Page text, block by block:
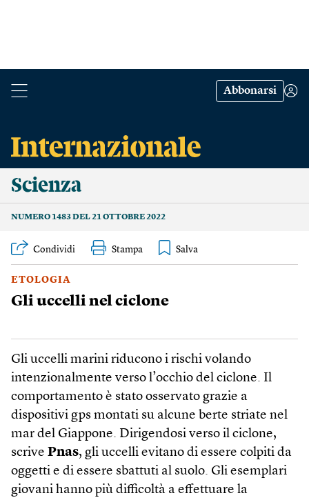
Abbonarsi
Scienza
NUMERO 1483 DEL 21 OTTOBRE 2022
Condividi Stampa
ETOLOGIA
Gli uccelli nel ciclone
Gli uccelli marini riducono i rischi volando
intenzionalmente verso l’occhio del ciclone. Il
comportamento è stato osservato grazie a
dispositivi gps montati su alcune berte striate nel
mar del Giappone. Dirigendosi verso il ciclone,
scrive Pnas, gli uccelli evitano di essere colpiti da
oggetti e di essere sbattuti al suolo. Gli esemplari
giovani hanno più difficoltà a effettuare la